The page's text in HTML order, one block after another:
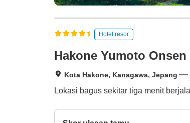
Hotel resor
Hakone Yumoto
Kota Hakone, Kanagawa, Jepang
Lokasi bagus sekitar tiga menit